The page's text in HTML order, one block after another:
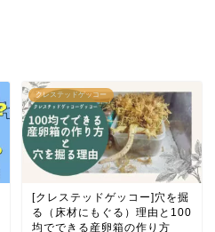
クレステッドゲッコー
[クレステッドゲッコー]穴を掘
る（床材にもぐる）理由と100
均でできる産卵箱の作り方